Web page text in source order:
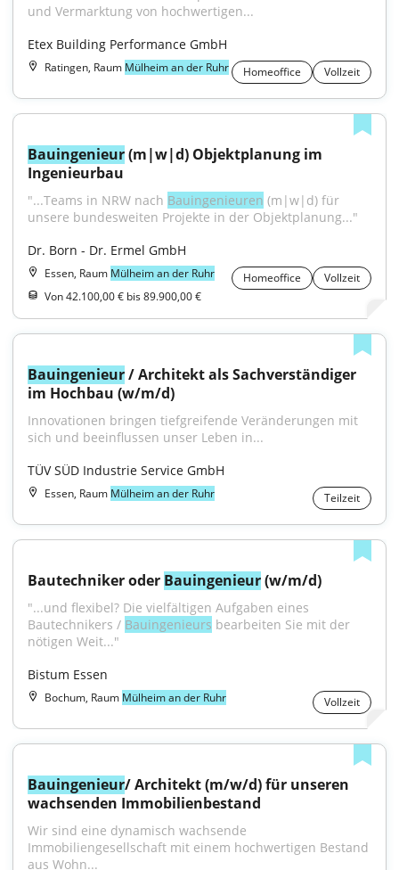
und Vermarktung von hochwertigen...
Etex Building Performance GmbH
Ratingen, Raum Mülheim an der Ruhr Homeoffice Vollzeit
Bauingenieur (m|w|d) Objektplanung im
Ingenieurbau
"...Teams in NRW nach Bauingenieuren (m|w|d) für
unsere bundesweiten Projekte in der Objektplanung..."
Dr. Born - Dr. Ermel GmbH
Essen, Raum Mülheim an der Ruhr Homeoffice
Vollzeit
Von 42.100,00 € bis 89.900,00 €
Bauingenieur / Architekt als Sachverständiger
im Hochbau (w/m/d)
Innovationen bringen tiefgreifende Veränderungen mit
sich und beeinflussen unser Leben in...
TÜV SÜD Industrie Service GmbH
Essen, Raum Mülheim an der Ruhr Teilzeit
Bautechniker oder Bauingenieur (w/m/d)
"...und flexibel? Die vielfältigen Aufgaben eines
Bautechnikers / Bauingenieurs bearbeiten Sie mit der
nötigen Weit..."
Bistum Essen
Bochum, Raum Mülheim an der Ruhr Vollzeit
Bauingenieur/ Architekt (m/w/d) für unseren
wachsenden Immobilienbestand
Wir sind eine dynamisch wachsende
Immobiliengesellschaft mit einem hochwertigen Bestand
aus Wohn...